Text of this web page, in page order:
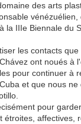
des arts
la IIIe Biennale du
les contacts
ont noués à
pour continuer à
et que nous
pour
étroites, affectives,